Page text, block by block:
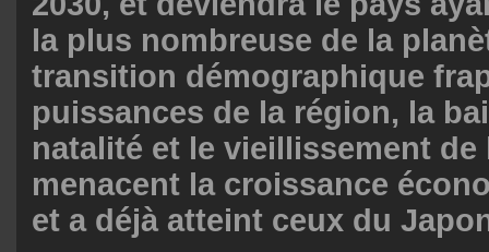
la plus nombreuse de la
transition démographique
puissances de la région, la
natalité et le vieillissement
menacent la croissance
et a déjà atteint ceux du